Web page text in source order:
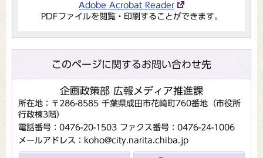
Adobe Acrobat Reader
PDFファイルを閲覧・印刷することができます。
このページに関するお問い合わせ先
企画政策部 広報メディア推進課
所在地：〒286-8585 千葉県成田市花崎町760番地（市役所
行政棟3階）
電話番号：0476-20-1503 ファクス番号：0476-24-1006
メールアドレス：koho@city.narita.chiba.jp